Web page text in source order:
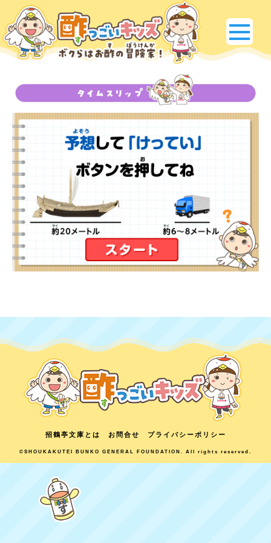
招鶴亭文庫とは お問合せ プライバシーポリシー
©SHOUKAKUTEI BUNKO GENERAL FOUNDATION. All rights reserved.